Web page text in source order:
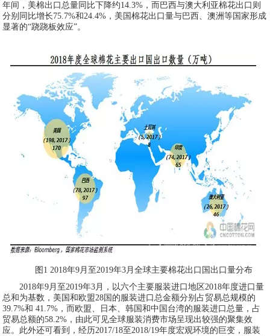
年间，美棉出口总量同比下降约14.3%，而巴西与澳大利亚棉花出口则
分别同比增长75.7%和24.4%，美国棉花出口量与巴西、澳洲等国家形成
显著的“跷跷板效应”。
图1 2018年9月至2019年3月全球主要棉花出口国出口量分布
2018年9月至2019年3月，以六个主要服装进口地区2018年度进口量
总和为基数，美国和欧盟28国的服装进口总金额分别占贸易总规模的
39.7%和 41.7%，而欧盟、日本、韩国和中国台湾的服装进口总量，占
贸易总额的58.2%，由此可见全球服装消费市场呈现出较强的聚集效
应。此外还可看到，经历2017/18至2018/19年度宏观环境的巨变，服装